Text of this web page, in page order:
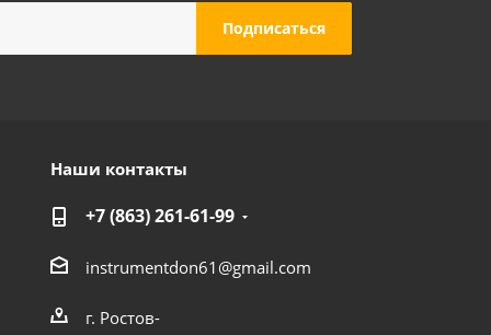
Наши контакты
+7 (863) 261-61-99
instrumentdon61@gmail.com
г. Ростов-